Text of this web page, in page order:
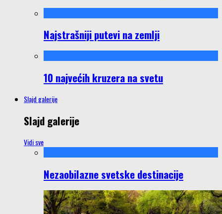
Najstrašniji putevi na zemlji
10 najvećih kruzera na svetu
Slajd galerije
Slajd galerije
Vidi sve
Nezaobilazne svetske destinacije